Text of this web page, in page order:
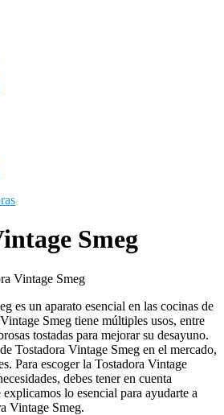
Smeg
Vintage Smeg
es un aparato esencial en las cocinas de
Smeg tiene múltiples usos, entre
tostadas para mejorar su desayuno.
Tostadora Vintage Smeg en el mercado,
Para escoger la Tostadora Vintage
debes tener en cuenta
lo esencial para ayudarte a
Vintage Smeg.